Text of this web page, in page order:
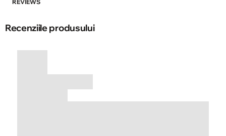
REVIEWS
Recenziile produsului